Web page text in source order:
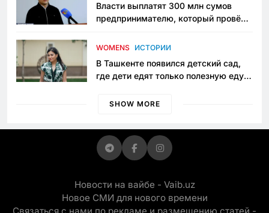
Власти выплатят 300 млн сумов
предпринимателю, который провёл
приговору
WOMENS ИСТОРИИ
В Ташкенте появился детский сад,
где дети едят только полезную еду.
просить «кашу без сахара»
SHOW MORE
Новости на вайбе - Vaib.uz
Новое СМИ для нового времени